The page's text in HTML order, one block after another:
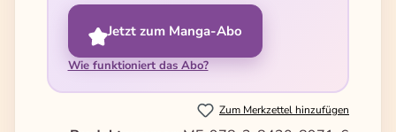
Jetzt zum Manga-Abo
Wie funktioniert das Abo?
Zum Merkzettel hinzufügen